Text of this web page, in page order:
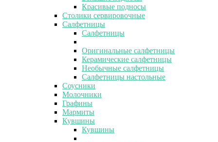
Красивые подносы
Столики сервировочные
Салфетницы
Салфетницы
Оригинальные салфетницы
Керамические салфетницы
Необычные салфетницы
Салфетницы настольные
Соусники
Молочники
Графины
Мармиты
Кувшины
Кувшины